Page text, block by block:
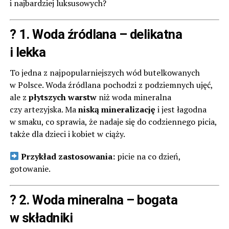
i najbardziej luksusowych?
? 1.Woda źródlana – delikatna
i lekka
To jedna z najpopularniejszych wód butelkowanych
w Polsce. Woda źródlana pochodzi z podziemnych ujęć,
ale z płytszych warstwniż woda mineralna
czy artezyjska. Maniską mineralizację i jest łagodna
w smaku, co sprawia, że nadaje się do codziennego picia,
także dla dzieci i kobiet w ciąży.
Przykład zastosowania:picie na co dzień,
gotowanie.
? 2.Woda mineralna – bogata
w składniki